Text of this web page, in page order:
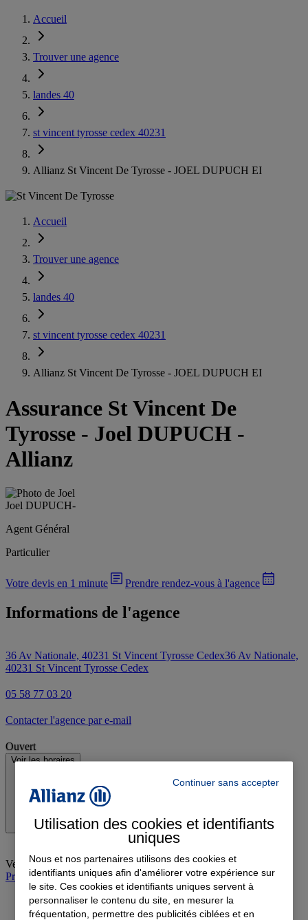
Accueil
Trouver une agence
landes 40
st vincent tyrosse cedex 40231
Allianz St Vincent De Tyrosse - JOEL DUPUCH EI
Accueil
Trouver une agence
landes 40
st vincent tyrosse cedex 40231
Allianz St Vincent De Tyrosse - JOEL DUPUCH EI
Assurance St Vincent De
Tyrosse - Joel DUPUCH -
Allianz
Joel DUPUCH-
Agent Général
Particulier
Votre devis en 1 minute Prendre rendez-vous à l'agence
Informations de l'agence
36 Av Nationale, 40231 St Vincent Tyrosse Cedex36 Av Nationale,
40231 St Vincent Tyrosse Cedex
05 58 77 03 20
Contacter l'agence par e-mail
Ouvert
Voir les horaires
Vendredi: 09:00-12:00, 13:30-18:00
Prendre rendez-vous à l'agence
Continuer sans accepter
Utilisation des cookies et identifiants
uniques
Nous et nos partenaires utilisons des cookies et
identifiants uniques afin d'améliorer votre expérience sur
le site. Ces cookies et identifiants uniques servent à
personnaliser le contenu du site, en mesurer la
fréquentation, permettre des publicités ciblées et en